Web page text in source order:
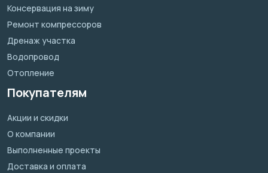
Консервация на зиму
Ремонт компрессоров
Дренаж участка
Водопровод
Отопление
Покупателям
Акции и скидки
О компании
Выполненные проекты
Доставка и оплата